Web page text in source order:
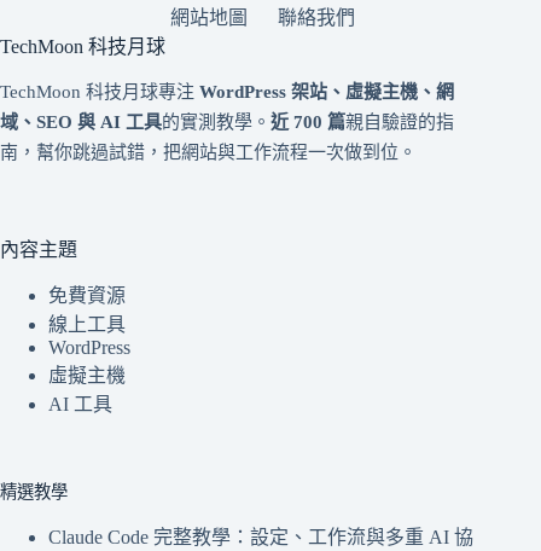
網站地圖
聯絡我們
TechMoon 科技月球
TechMoon 科技月球專注 WordPress 架站、虛擬主機、網
域、SEO 與 AI 工具的實測教學。 近 700 篇親自驗證的指
南，幫你跳過試錯，把網站與工作流程一次做到位。
內容主題
免費資源
線上工具
WordPress
虛擬主機
AI 工具
精選教學
Claude Code 完整教學：設定、工作流與多重 AI 協